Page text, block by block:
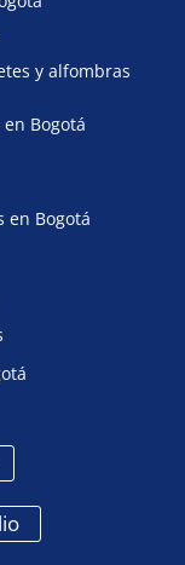
y alfombras
Bogotá
en Bogotá